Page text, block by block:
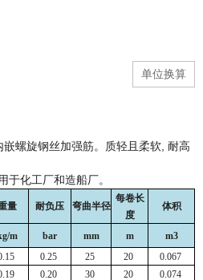
单位换算
螺旋钢丝加强筋。质轻且柔软, 耐高
于化工厂和造船厂。
量 耐负压 弯曲半径
每卷长
度
体积
m bar mm m
m3
0.25 25 20
0.067
0.20 30 20
0.074